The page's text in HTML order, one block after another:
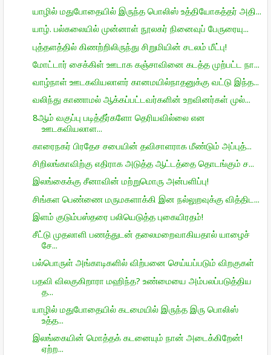
யாழில் மதுபோதையில் இருந்த பொலிஸ் உத்தியோகத்தர் அதி...
யாழ். பல்கலையில் முன்னாள் நூலகர் நினைவுப் பேருரையு...
புத்தளத்தில் கிணற்றிலிருந்து சிறுமியின் சடலம் மீட்பு!
மோட்டார் சைக்கிள் ஊடாக கஞ்சாவினை கடத்த முற்பட்ட நா...
வாழ்நாள் ஊடகவியலாளர் கானமயில்நாதனுக்கு வட்டு இந்த...
வலிந்து காணாமல் ஆக்கப்பட்டவர்களின் உறவினர்கள் முல்...
8ஆம் வகுப்பு படித்தீர்களோ தெரியவில்லை என
ஊடகவியலாள...
காரைநகர் பிரதேச சபையின் தவிசாளராக மீண்டும் அப்புத்...
சிறிலங்காவிற்கு எதிராக அடுத்த ஆட்டத்தை தொடங்கும் ச...
இலங்கைக்கு சீனாவின் மற்றுமொரு அன்பளிப்பு!
சிங்கள பெண்ணை மருமகளாக்கி இன நல்லுறவுக்கு வித்திட...
இளம் குடும்பஸ்தரை பலியெடுத்த புகையிரதம்!
சீட்டு முதலாளி பணத்துடன் தலைமறைவாகியதால் யாழைச்
சே...
பல்பொருள் அங்காடிகளில் விற்பனை செய்யப்படும் விறகுகள்
பதவி விலகுகிறாரா மஹிந்த? உண்மையை அம்பலப்படுத்திய
த...
யாழில் மதுபோதையில் கடமையில் இருந்த இரு பொலிஸ்
உத்த...
இலங்கையின் மொத்தக் கடனையும் நான் அடைக்கிறேன்!
ஏற்ற...